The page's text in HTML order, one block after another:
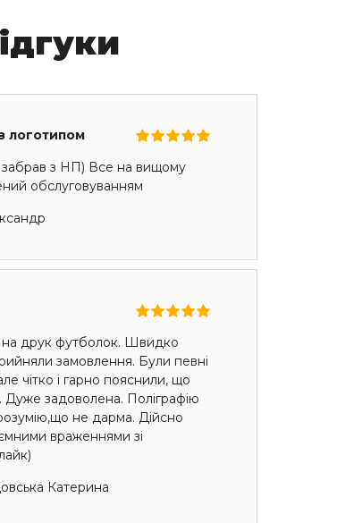
логотипом
з НП) Все на вищому
обслуговуванням
друк футболок. Швидко
замовлення. Були певні
чітко і гарно пояснили, що
Дуже задоволена. Поліграфію
не дарма. Дійсно
враженнями зі
Катерина